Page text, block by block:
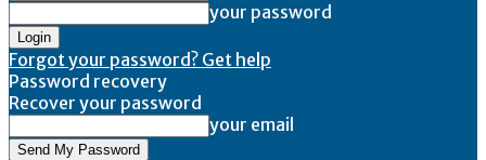
your password
Forgot your password? Get help
Password recovery
Recover your password
your email